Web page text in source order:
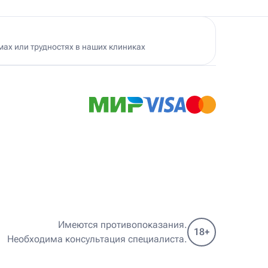
+7 (495) 174-74-74
или трудностях в наших клиниках
Имеются противопоказания.
Необходима консультация специалиста.
18+